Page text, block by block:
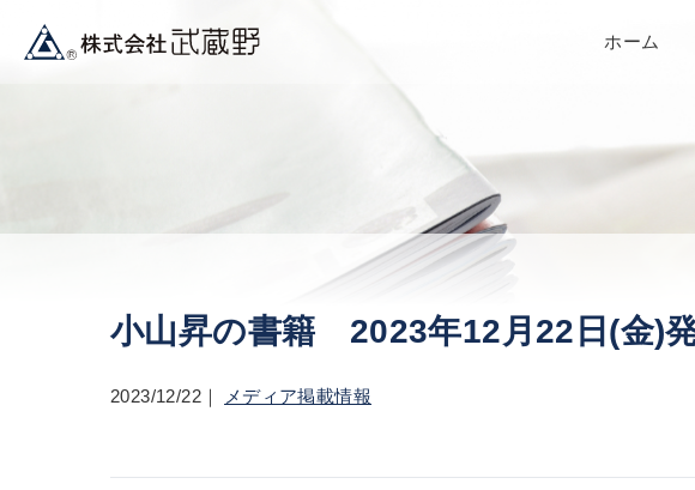
ホーム
小山昇の書籍 2023年12月22日(金)
2023/12/22 メディア掲載情報